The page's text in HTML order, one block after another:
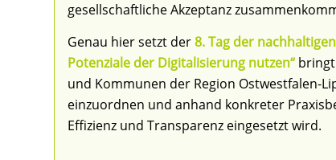
gesellschaftliche Akzeptanz
Genau hier setzt der8. Tag der
Potenziale der Digitalisierung nutzen“
und Kommunen der Region Ostwestfalen-
einzuordnen und anhand konkreter
Effizienz und Transparenz eingesetzt wird.